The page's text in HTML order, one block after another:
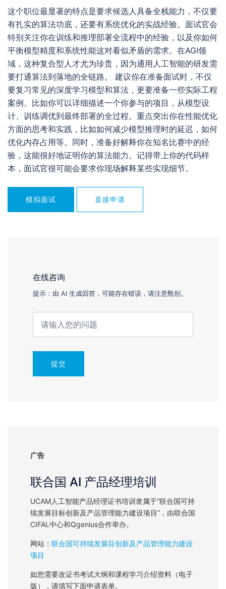
这个职位最显著的特点是要求候选人具备全栈能力，不仅要
有扎实的算法功底，还要有系统优化的实战经验。面试官会
特别关注你在训练和推理部署全流程中的经验，以及你如何
平衡模型精度和系统性能这对看似矛盾的需求。在AGI领
域，这种复合型人才尤为珍贵，因为通用人工智能的研发需
要打通算法到落地的全链路。 建议你在准备面试时，不仅
要复习常见的深度学习模型和算法，更要准备一些实际工程
案例。比如你可以详细描述一个你参与的项目，从模型设
计、训练调优到最终部署的全过程。重点突出你在性能优化
方面的思考和实践，比如如何减少模型推理时的延迟，如何
优化内存占用等。同时，准备好解释你在知名比赛中的经
验，这能很好地证明你的算法能力。记得带上你的代码样
本，面试官很可能会要求你现场解释某些实现细节。
模拟面试 直接申请
在线咨询
提示：由 AI 生成回答，可能存在错误，请注意甄别。
提交
广告
联合国 AI 产品经理培训
UCAM人工智能产品经理证书培训隶属于“联合国可持
续发展目标创新及产品管理能力建设项目”，由联合国
CIFAL中心和Qgenius合作举办。
网站： 联合国可持续发展目创新及产品管理能力建设
项目
如您需要改证书考试大纲和课程学习介绍资料（电子
版），请填写下面申请表单。